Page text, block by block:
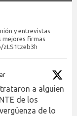
y entrevistas
mejores firmas
zLS1tzeb3h
a alguien
de los
de lo